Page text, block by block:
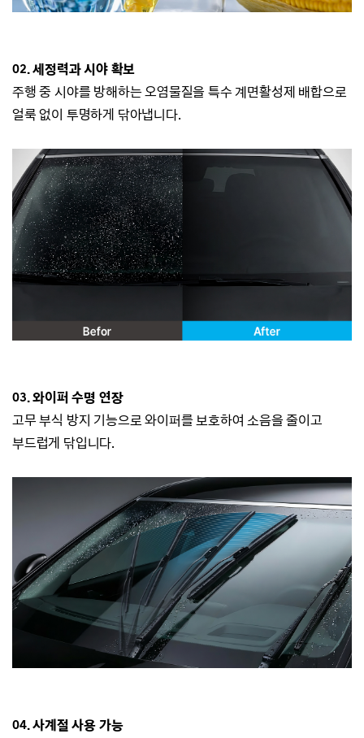
02. 세정력과 시야 확보
주행 중 시야를 방해하는 오염물질을 특수 계면활성제 배합으로
얼룩 없이 투명하게 닦아냅니다.
03. 와이퍼 수명 연장
고무 부식 방지 기능으로와이퍼를 보호하여 소음을 줄이고
부드럽게 닦입니다.
04. 사계절 사용 가능